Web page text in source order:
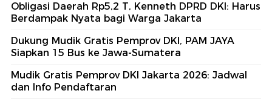
Obligasi Daerah Rp5,2 T, Kenneth DPRD DKI: Harus
Berdampak Nyata bagi Warga Jakarta
Dukung Mudik Gratis Pemprov DKI, PAM JAYA
Siapkan 15 Bus ke Jawa-Sumatera
Mudik Gratis Pemprov DKI Jakarta 2026: Jadwal
dan Info Pendaftaran